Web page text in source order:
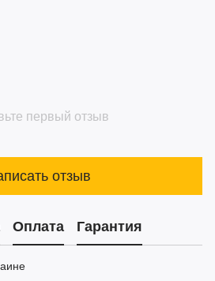
первый отзыв
отзыв
Оплата Гарантия